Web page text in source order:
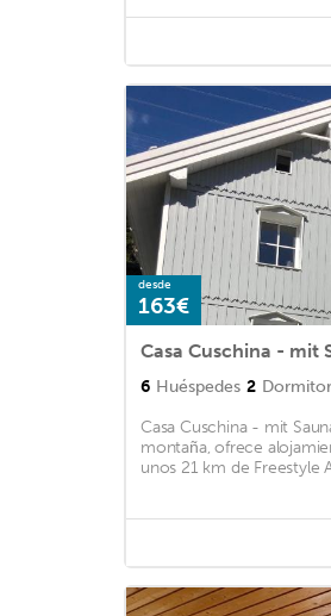
desde
163€
Casa Cuschina - mit
6 Huéspedes 2
Casa Cuschina - mit
montaña, ofrece
unos 21 km de Freestyle